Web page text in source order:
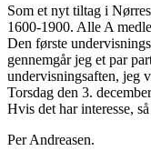
Som et nyt tiltag i
1600-1900. Alle A
Den første
gennemgår jeg et par
undervisningsaften, jeg
Torsdag den 3.
Hvis det har interesse,
Per Andreasen.